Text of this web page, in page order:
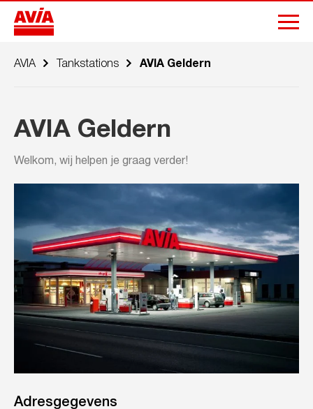
AVIA Tankstations AVIA Geldern
AVIA Geldern
Welkom, wij helpen je graag verder!
Adresgegevens